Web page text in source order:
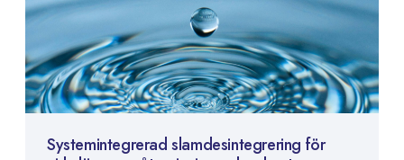
Systemintegrerad slamdesintegrering för